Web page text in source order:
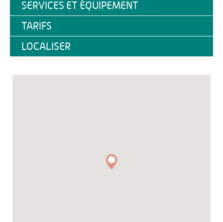
SERVICES ET ÉQUIPEMENT
TARIFS
LOCALISER